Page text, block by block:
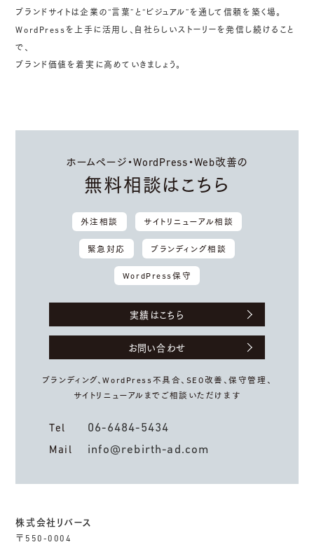
ブランドサイトは企業の“言葉”と“ビジュアル”を通して信頼を築く場。
WordPressを上手に活用し、自社らしいストーリーを発信し続けること
で、
ブランド価値を着実に高めていきましょう。
ホームページ・WordPress・Web改善の
無料相談はこちら
外注相談 サイトリニューアル相談
緊急対応 ブランディング相談
WordPress保守
実績はこちら
お問い合わせ
ブランディング、WordPress不具合、 SEO改善、保守管理、
サイトリニューアルまでご相談いただけます
Tel 06-6484-5434
Mail info@rebirth-ad.com
株式会社リバース
〒550-0004